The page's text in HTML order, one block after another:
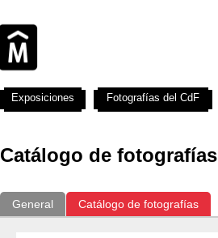
Catálogo de fotografías
General Catálogo de fotografías
Exposiciones Fotografías del CdF